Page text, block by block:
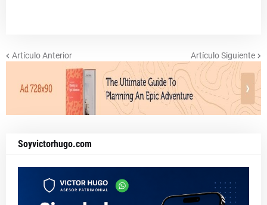
Artículo Anterior Artículo Siguiente
Soyvictorhugo.com